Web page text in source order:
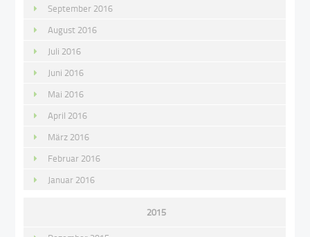
September 2016
August 2016
Juli 2016
Juni 2016
Mai 2016
April 2016
März 2016
Februar 2016
Januar 2016
2015